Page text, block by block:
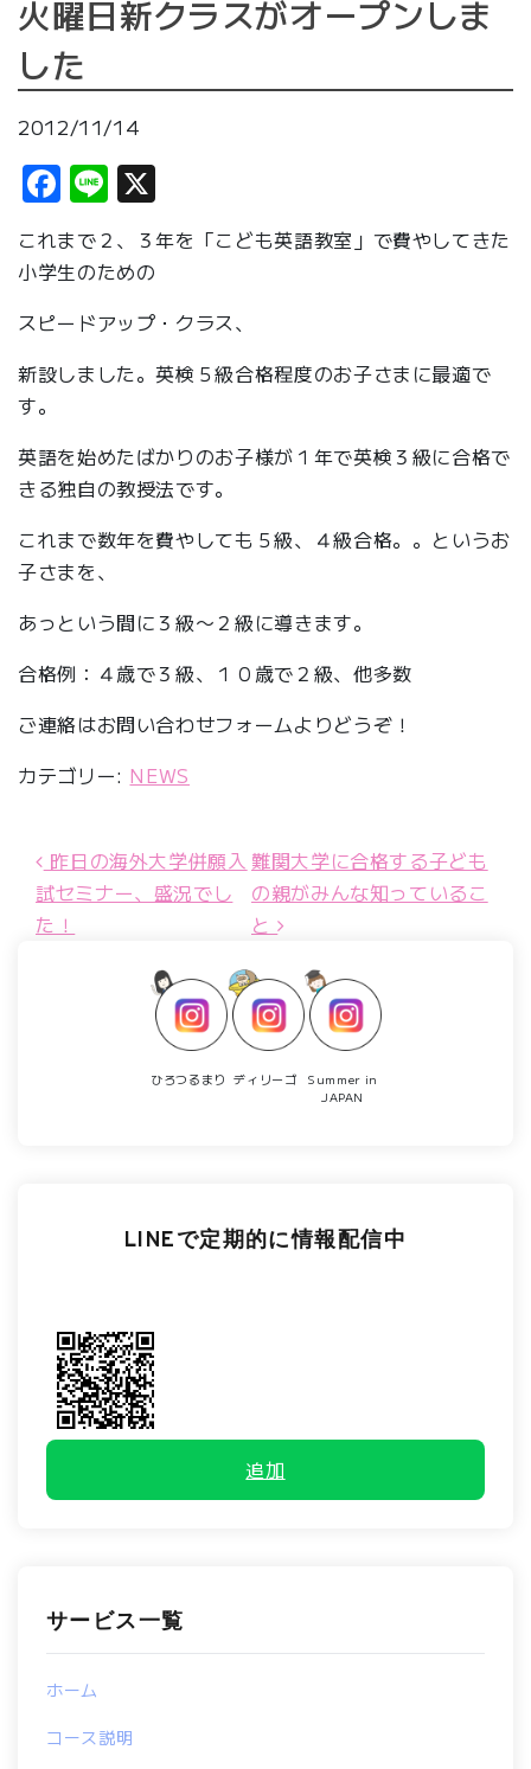
火曜日新クラスがオープンしま
した
2012/11/14
Facebook
Line
これまで２、３年を「こども英語教室」で費やしてきた
小学生のための
スピードアップ・クラス、
新設しました。英検５級合格程度のお子さまに最適で
す。
英語を始めたばかりのお子様が１年で英検３級に合格で
きる独自の教授法です。
これまで数年を費やしても５級、４級合格。。というお
子さまを、
あっという間に３級〜２級に導きます。
合格例：４歳で３級、１０歳で２級、他多数
ご連絡はお問い合わせフォームよりどうぞ！
カテゴリー: NEWS
投稿ナビゲーション
昨日の海外大学併願入
試セミナー、盛況でし
た！
難関大学に合格する子ども
の親がみんな知っているこ
と
ひろつるまり ディリーゴ
Summer in
JAPAN
LINEで定期的に情報配信中
追加
サービス一覧
ホーム
コース説明